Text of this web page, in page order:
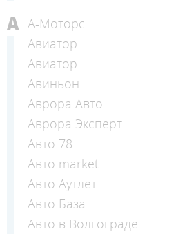
А А-Моторс
Авиатор
Авиатор
Авиньон
Аврора Авто
Аврора Эксперт
Авто 78
Авто market
Авто Аутлет
Авто База
Авто в Волгограде